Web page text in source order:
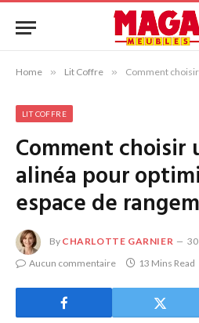
Home » Lit Coffre » Comment choisir un lit
LIT COFFRE
Comment
alinéa pour
espace de
By CHARLOTTE GARNIER
Aucun commentaire
13 Mins Read